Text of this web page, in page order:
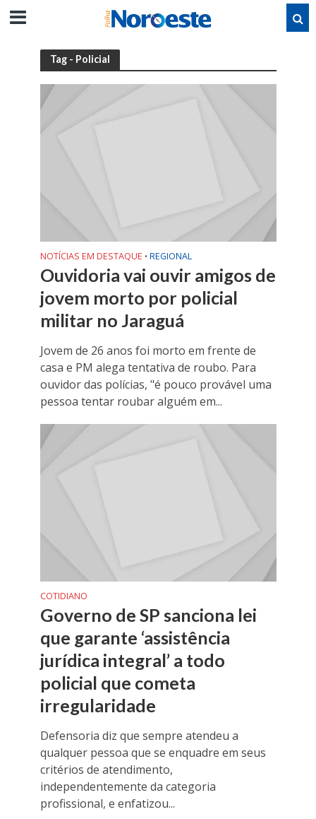
Tag - Policial
NOTÍCIAS EM DESTAQUE • REGIONAL
Ouvidoria vai ouvir amigos de
jovem morto por policial
militar no Jaraguá
Jovem de 26 anos foi morto em frente de
casa e PM alega tentativa de roubo. Para
ouvidor das polícias, "é pouco provável uma
pessoa tentar roubar alguém em...
COTIDIANO
Governo de SP sanciona lei
que garante ‘assistência
jurídica integral’ a todo
policial que cometa
irregularidade
Defensoria diz que sempre atendeu a
qualquer pessoa que se enquadre em seus
critérios de atendimento,
independentemente da categoria
profissional, e enfatizou...